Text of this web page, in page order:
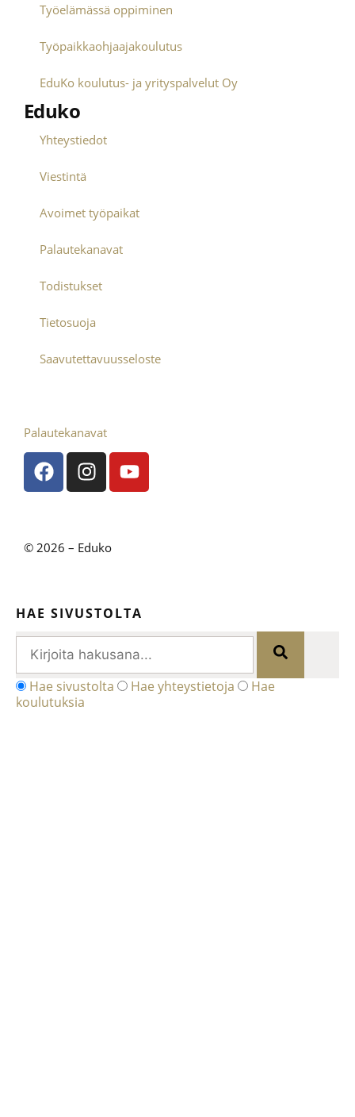
Työelämässä oppiminen
Työpaikkaohjaajakoulutus
EduKo koulutus- ja yrityspalvelut Oy
Eduko
Yhteystiedot
Viestintä
Avoimet työpaikat
Palautekanavat
Todistukset
Tietosuoja
Saavutettavuusseloste
© 2026 – Eduko
Palautekanavat
HAE SIVUSTOLTA
Hae sivustolta Hae yhteystietoja
Hae
koulutuksia